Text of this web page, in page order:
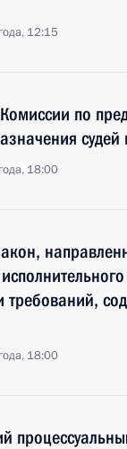
12:15
по
18:00
требований,
18:00